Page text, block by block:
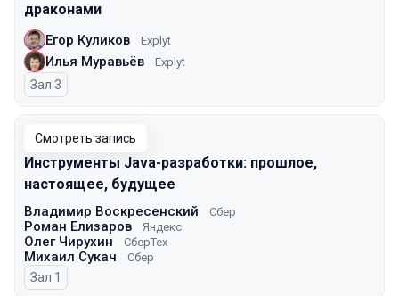
драконами
Егор Куликов Explyt
Илья Муравьёв Explyt
Зал 3
Смотреть запись
Инструменты Java-разработки: прошлое,
настоящее, будущее
Владимир Воскресенский Сбер
Роман Елизаров Яндекс
Олег Чирухин СберТех
Михаил Сукач Сбер
Зал 1